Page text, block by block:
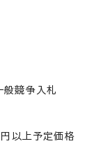
般競争入札
以上予定価格